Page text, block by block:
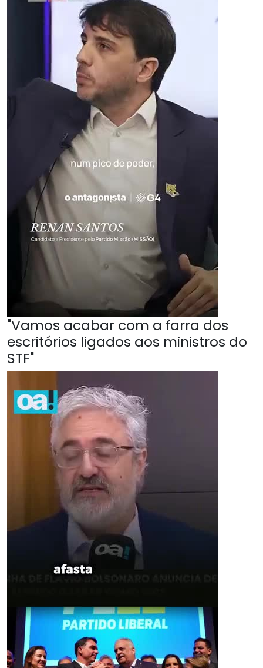
"Vamos acabar com a farra dos
escritórios ligados aos ministros do
STF"